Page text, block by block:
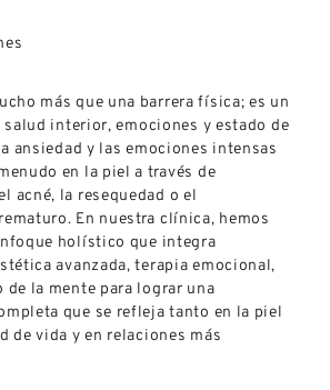
más que una barrera física; es un
interior, emociones y estado de
ansiedad y las emociones intensas
en la piel a través de
acné, la resequedad o el
En nuestra clínica, hemos
holístico que integra
avanzada, terapia emocional,
de la mente para lograr una
que se refleja tanto en la piel
de vida y en relaciones más